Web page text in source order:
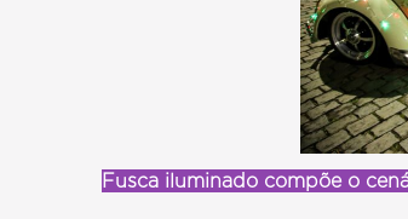
Fusca iluminado compõe o